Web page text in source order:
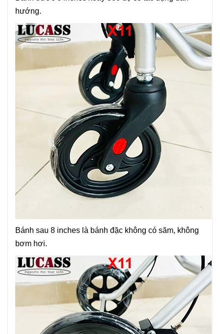
hướng.
Bánh sau 8 inches là bánh đặc không có săm, không
bơm hơi.